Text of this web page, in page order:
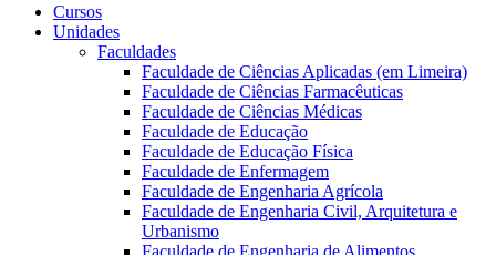
Cursos
Unidades
Faculdades
Faculdade de Ciências Aplicadas (em Limeira)
Faculdade de Ciências Farmacêuticas
Faculdade de Ciências Médicas
Faculdade de Educação
Faculdade de Educação Física
Faculdade de Enfermagem
Faculdade de Engenharia Agrícola
Faculdade de Engenharia Civil, Arquitetura e
Urbanismo
Faculdade de Engenharia de Alimentos